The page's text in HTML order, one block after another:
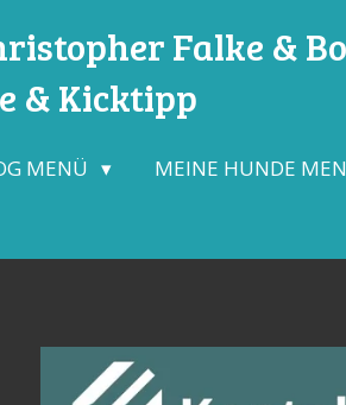
Falke &
& Kicktipp
MENÜ MEINE HUNDE